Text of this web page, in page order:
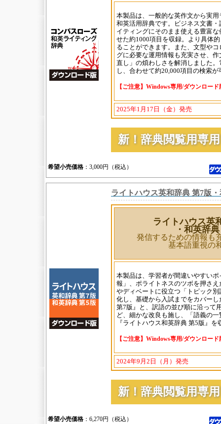
本製品は、一般的な英作文から実
和英活用辞典です。ビジネス文書
イティングにそのまま使える豊富
せた約1000項目を収録。より具体
ることができます。また、文型や
グに必要な運用情報も充実させ、
直し」の煩わしさを解消しました
し、合わせて約20,000項目の検索が
【ご注意】Windows専用/ダウンロード
2025年1月17日（金）発売
新！辞典閲覧用専
希望小売価格 ：3,000円（税込）
ライトハウス英和辞典 第7版
ライトハウス英
・和英辞
発信するための情報も
基本語重視の
本製品は、学習者が間違いやすい
報」、ポライトネスのツボを押さ
やディベートに役立つ「トピック
化し、基礎から入試までをカバー
第7版』と、訳語の並び順に沿って
ど、細かな改良も施し、「語義の
『ライトハウス和英辞典 第5版』
【ご注意】Windows専用/ダウンロード
2024年9月2日（月）発売
新！辞典閲覧用専
希望小売価格 ：6,270円（税込）